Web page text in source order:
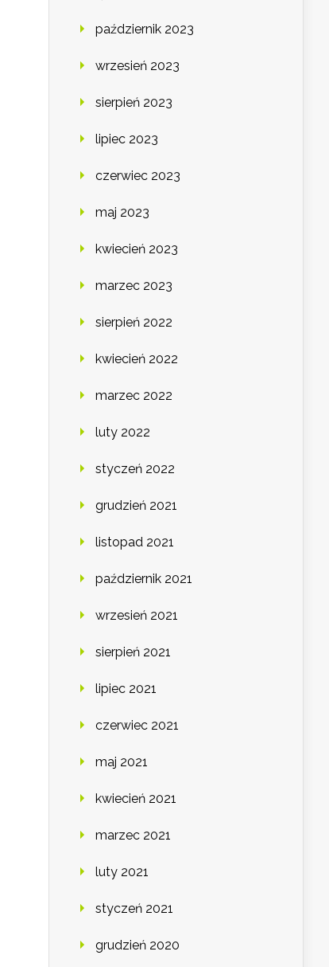
październik 2023
wrzesień 2023
sierpień 2023
lipiec 2023
czerwiec 2023
maj 2023
kwiecień 2023
marzec 2023
sierpień 2022
kwiecień 2022
marzec 2022
luty 2022
styczeń 2022
grudzień 2021
listopad 2021
październik 2021
wrzesień 2021
sierpień 2021
lipiec 2021
czerwiec 2021
maj 2021
kwiecień 2021
marzec 2021
luty 2021
styczeń 2021
grudzień 2020